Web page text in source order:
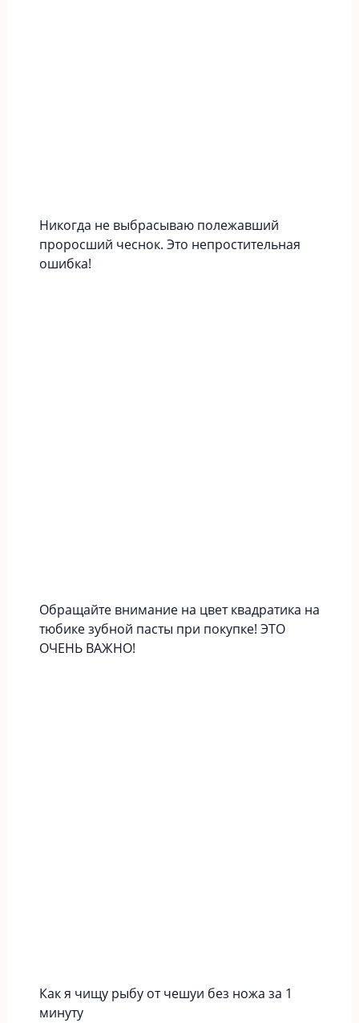
Никогда не выбрасываю полежавший
проросший чеснок. Это непростительная
ошибка!
Обращайте внимание на цвет квадратика на
тюбике зубной пасты при покупке! ЭТО
ОЧЕНЬ ВАЖНО!
Как я чищу рыбу от чешуи без ножа за 1
минуту